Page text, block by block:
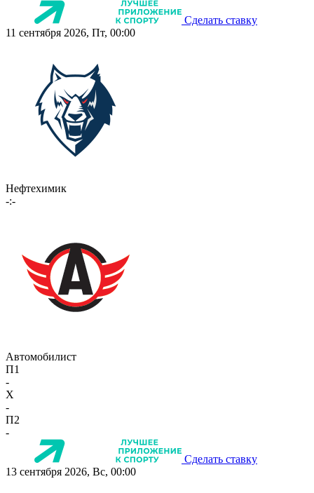
Сделать ставку
11 сентября 2026, Пт, 00:00
Нефтехимик
-:-
Автомобилист
П1
-
X
-
П2
-
Сделать ставку
13 сентября 2026, Вс, 00:00